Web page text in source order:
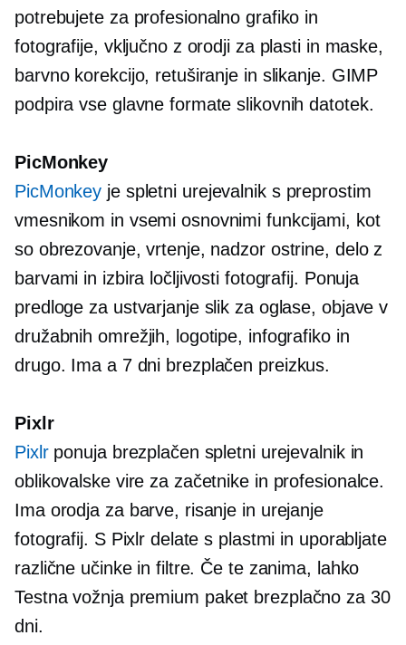
potrebujete za profesionalno grafiko in
fotografije, vključno z orodji za plasti in maske,
barvno korekcijo, retuširanje in slikanje. GIMP
podpira vse glavne formate slikovnih datotek.
PicMonkey
PicMonkey je spletni urejevalnik s preprostim
vmesnikom in vsemi osnovnimi funkcijami, kot
so obrezovanje, vrtenje, nadzor ostrine, delo z
barvami in izbira ločljivosti fotografij. Ponuja
predloge za ustvarjanje slik za oglase, objave v
družabnih omrežjih, logotipe, infografiko in
drugo. Ima a 7 dni brezplačen preizkus.
Pixlr
Pixlrponuja brezplačen spletni urejevalnik in
oblikovalske vire za začetnike in profesionalce.
Ima orodja za barve, risanje in urejanje
fotografij. S Pixlr delate s plastmi in uporabljate
različne učinke in filtre. Če te zanima, lahko
Testna vožnjapremium paket brezplačno za 30
dni.